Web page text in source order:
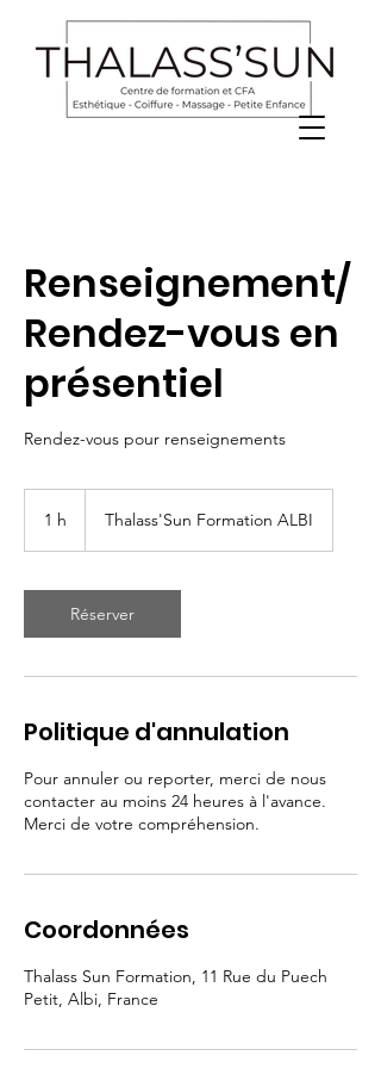
Renseignement/
Rendez-vous en
présentiel
Rendez-vous pour renseignements
1 h Thalass'Sun Formation ALBI
Réserver
Politique d'annulation
Pour annuler ou reporter, merci de nous
contacter au moins 24 heures à l'avance.
Merci de votre compréhension.
Coordonnées
Thalass Sun Formation, 11 Rue du Puech
Petit, Albi, France